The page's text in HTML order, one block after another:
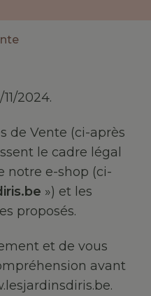
2024.
de Vente (ci-après
le cadre légal
notre e-shop (ci-
») et les
proposés.
et de vous
avant